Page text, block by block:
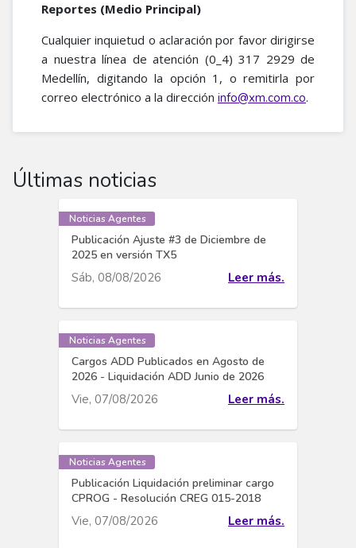
Reportes (Medio Principal)
Cualquier inquietud o aclaración por favor dirigirse
a nuestra línea de atención (0_4) 317 2929 de
Medellín, digitando la opción 1, o remitirla por
correo electrónico a la dirección info@xm.com.co.​
Últimas noticias
Noticias Agentes
Publicación Ajuste #3 de Diciembre de
2025 en versión TX5
Sáb, 08/08/2026 Leer más.
Noticias Agentes
Cargos ADD Publicados en Agosto de
2026 - Liquidación ADD Junio de 2026
Vie, 07/08/2026 Leer más.
Noticias Agentes
Publicación Liquidación preliminar cargo
CPROG - Resolución CREG 015-2018
Vie, 07/08/2026 Leer más.